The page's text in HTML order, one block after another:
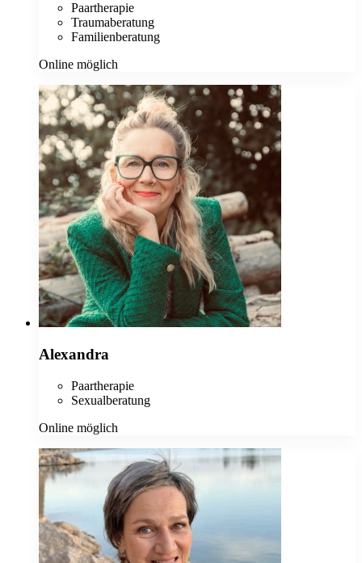
Paartherapie
Traumaberatung
Familienberatung
Online möglich
Alexandra
Paartherapie
Sexualberatung
Online möglich